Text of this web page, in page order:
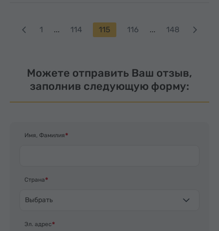
1 ... 114 115 116 ... 148
Можете отправить Ваш отзыв,
заполнив следующую форму:
Имя, Фамилия
Страна
Выбрать
Эл. адрес